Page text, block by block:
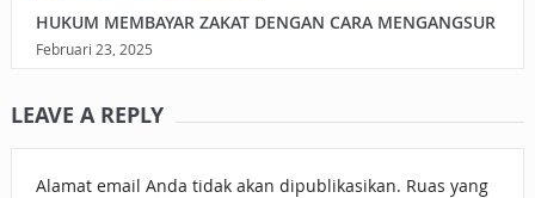
HUKUM MEMBAYAR ZAKAT DENGAN CARA MENGANGSUR
Februari 23, 2025
LEAVE A REPLY
Alamat email Anda tidak akan dipublikasikan. Ruas yang